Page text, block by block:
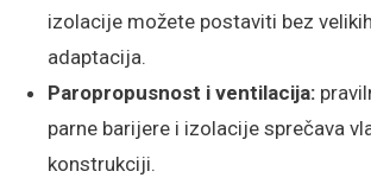
izolacije možete postaviti bez
adaptacija.
Paropropusnost i ventilacija:
parne barijere i izolacije sprečava
konstrukciji.